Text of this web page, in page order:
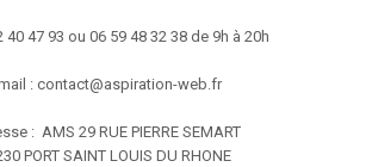
40 47 93 ou 06 59 48 32 38 de 9h à 20h
:contact@aspiration-web.fr
: AMS 29 RUE PIERRE SEMART
PORT SAINT LOUIS DU RHONE